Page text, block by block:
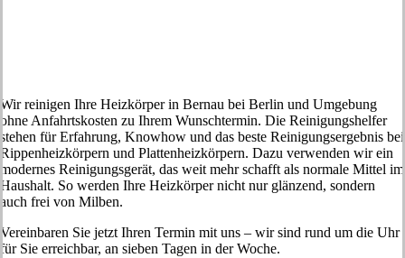
Wir reinigen Ihre Heizkörper in Bernau bei Berlin und Umgebung
ohne Anfahrtskosten zu Ihrem Wunschtermin. Die Reinigungshelfer
stehen für Erfahrung, Knowhow und das beste Reinigungsergebnis bei
Rippenheizkörpern und Plattenheizkörpern. Dazu verwenden wir ein
modernes Reinigungsgerät, das weit mehr schafft als normale Mittel im
Haushalt. So werden Ihre Heizkörper nicht nur glänzend, sondern
auch frei von Milben.
Vereinbaren Sie jetzt Ihren Termin mit uns – wir sind rund um die Uhr
für Sie erreichbar, an sieben Tagen in der Woche.